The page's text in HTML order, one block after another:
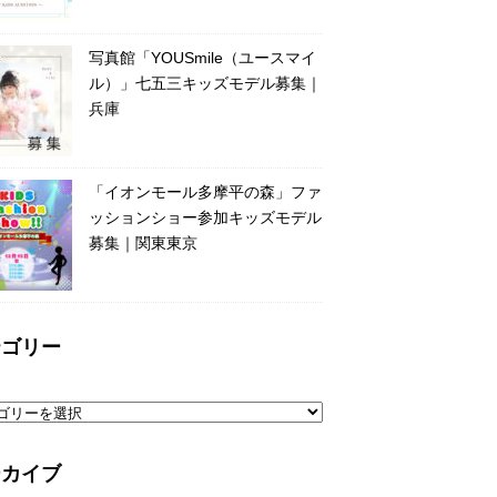
写真館「YOUSmile（ユースマイ
ル）」七五三キッズモデル募集｜
兵庫
「イオンモール多摩平の森」ファ
ッションショー参加キッズモデル
募集｜関東東京
リー
イブ